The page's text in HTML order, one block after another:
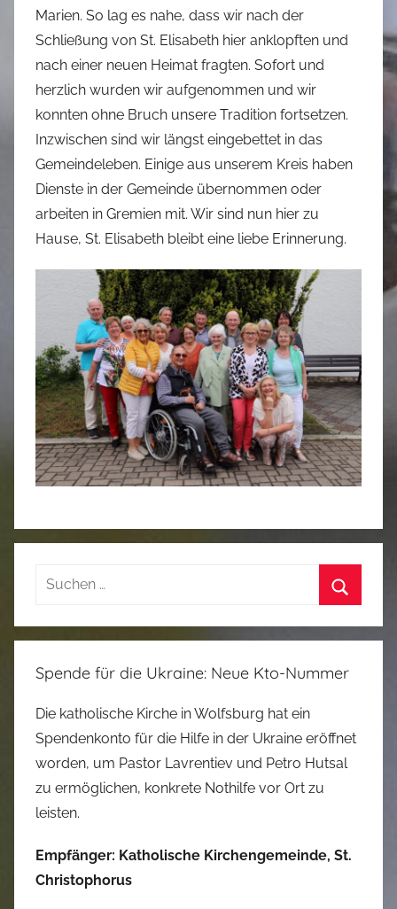
Marien. So lag es nahe, dass wir nach der
Schließung von St. Elisabeth hier anklopften und
nach einer neuen Heimat fragten. Sofort und
herzlich wurden wir aufgenommen und wir
konnten ohne Bruch unsere Tradition fortsetzen.
Inzwischen sind wir längst eingebettet in das
Gemeindeleben. Einige aus unserem Kreis haben
Dienste in der Gemeinde übernommen oder
arbeiten in Gremien mit. Wir sind nun hier zu
Hause, St. Elisabeth bleibt eine liebe Erinnerung.
Suchen
Spende für die Ukraine: Neue Kto-Nummer
Die katholische Kirche in Wolfsburg hat ein
Spendenkonto für die Hilfe in der Ukraine eröffnet
worden, um Pastor Lavrentiev und Petro Hutsal
zu ermöglichen, konkrete Nothilfe vor Ort zu
leisten.
Empfänger: Katholische Kirchengemeinde, St.
Christophorus